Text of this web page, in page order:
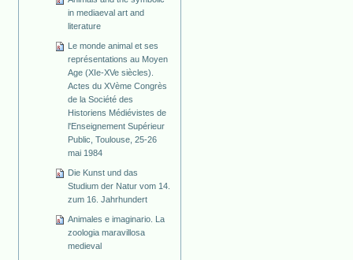
in mediaeval art and
literature
Le monde animal et ses
représentations au Moyen
Age (XIe-XVe siècles).
Actes du XVème Congrès
de la Société des
Historiens Médiévistes de
l'Enseignement Supérieur
Public, Toulouse, 25-26
mai 1984
Die Kunst und das
Studium der Natur vom 14.
zum 16. Jahrhundert
Animales e imaginario. La
zoologia maravillosa
medieval